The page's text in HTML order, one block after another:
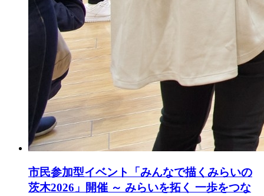
市民参加型イベント「みんなで描くみらいの
茨木2026」開催 ～ みらいを拓く 一歩をつな